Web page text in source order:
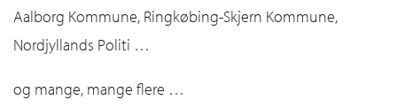
Aalborg Kommune, Ringkøbing-Skjern Kommune,
Nordjyllands Politi …
og mange, mange flere …